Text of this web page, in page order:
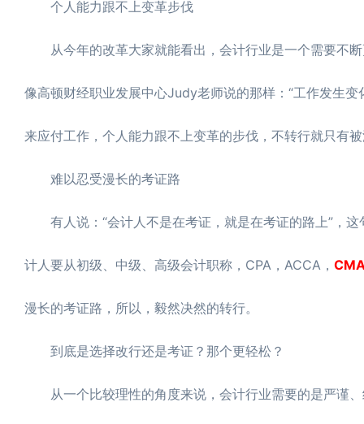
个人能力跟不上变革步伐
从今年的改革大家就能看出，会计行业是一个需要不断
像高顿财经职业发展中心Judy老师说的那样：“工作发生
来应付工作，个人能力跟不上变革的步伐，不转行就只有被
难以忍受漫长的考证路
有人说：“会计人不是在考证，就是在考证的路上”，这
计人要从初级、中级、高级会计职称，CPA，ACCA，
漫长的考证路，所以，毅然决然的转行。
到底是选择改行还是考证？那个更轻松？
从一个比较理性的角度来说，会计行业需要的是严谨、